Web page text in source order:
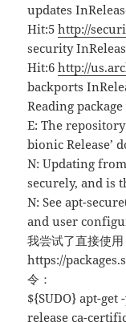
updates
Hit:5http://
security
Hit:6http://
backports
Reading
E: The
bionic Release’
N: Updating
securely, and is
N: See apt-
and user
我尝试了直接使用
https://
令：
${SUDO} apt-
release ca-